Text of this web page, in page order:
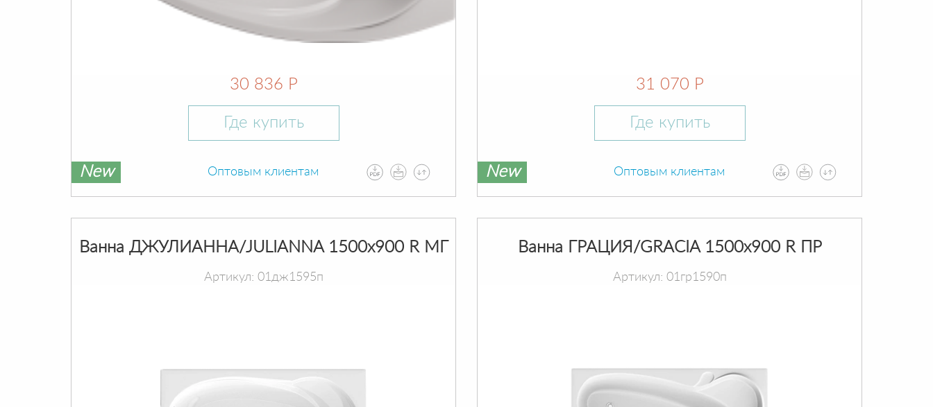
30 836 Р
Где купить
New Оптовым клиентам
31 070 Р
Где купить
New Оптовым клиентам
Ванна ДЖУЛИАННА/JULIANNA 1500х900 R МГ
Артикул: 01дж1595п
Ванна ГРАЦИЯ/GRACIA 1500х900 R ПР
Артикул: 01гр1590п